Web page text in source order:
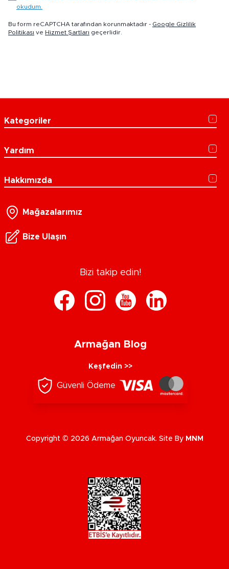
okudum.
Bu form reCAPTCHA tarafından korunmaktadır - Google Gizlilik
Politikası ve Hizmet Şartları geçerlidir.
Kategoriler
Yardım
Hakkımızda
Mağazalarımız
Bize Ulaşın
Bizi takip edin!
Armağan Blog
Keşfedin >>
Güvenli Ödeme
Copyright © 2026 Armağan Oyuncak. Site By MNM